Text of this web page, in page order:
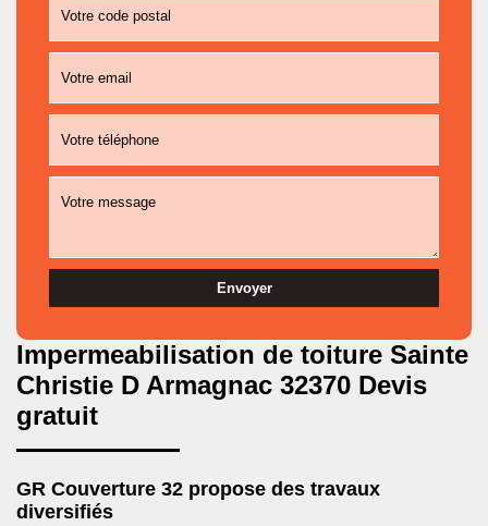
Impermeabilisation de toiture Sainte
Christie D Armagnac 32370 Devis
gratuit
GR Couverture 32 propose des travaux
diversifiés